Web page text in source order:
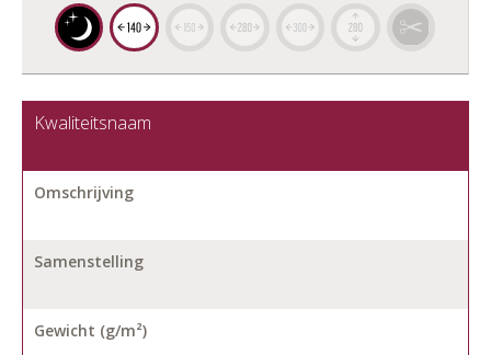
Kwaliteitsnaam
Omschrijving
Samenstelling
Gewicht (g/m²)